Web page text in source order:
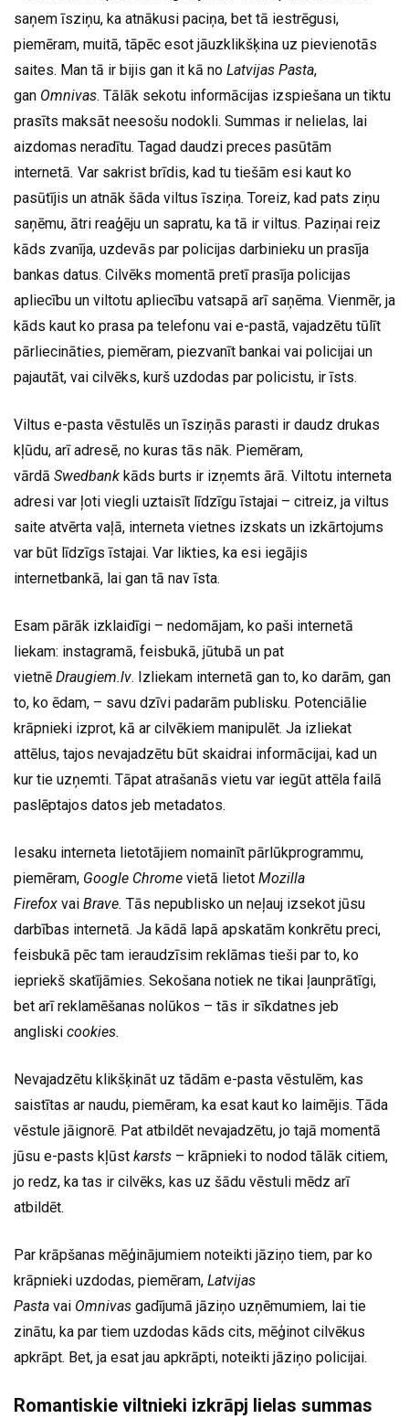
saņem īsziņu, ka atnākusi paciņa, bet tā iestrēgusi,
piemēram, muitā, tāpēc esot jāuzklikšķina uz pievienotās
saites. Man tā ir bijis gan it kā no Latvijas Pasta,
gan Omnivas. Tālāk sekotu informācijas izspiešana un tiktu
prasīts maksāt neesošu nodokli. Summas ir nelielas, lai
aizdomas neradītu. Tagad daudzi preces pasūtām
internetā. Var sakrist brīdis, kad tu tiešām esi kaut ko
pasūtījis un atnāk šāda viltus īsziņa. Toreiz, kad pats ziņu
saņēmu, ātri reaģēju un sapratu, ka tā ir viltus. Paziņai reiz
kāds zvanīja, uzdevās par policijas darbinieku un prasīja
bankas datus. Cilvēks momentā pretī prasīja policijas
apliecību un viltotu apliecību vatsapā arī saņēma. Vienmēr, ja
kāds kaut ko prasa pa telefonu vai e-pastā, vajadzētu tūlīt
pārliecināties, piemēram, piezvanīt bankai vai policijai un
pajautāt, vai cilvēks, kurš uzdodas par policistu, ir īsts.
Viltus e-pasta vēstulēs un īsziņās parasti ir daudz drukas
kļūdu, arī adresē, no kuras tās nāk. Piemēram,
vārdā Swedbank kāds burts ir izņemts ārā. Viltotu interneta
adresi var ļoti viegli uztaisīt līdzīgu īstajai – citreiz, ja viltus
saite atvērta vaļā, interneta vietnes izskats un izkārtojums
var būt līdzīgs īstajai. Var likties, ka esi iegājis
internetbankā, lai gan tā nav īsta.
Esam pārāk izklaidīgi – nedomājam, ko paši internetā
liekam: instagramā, feisbukā, jūtubā un pat
vietnē Draugiem.lv. Izliekam internetā gan to, ko darām, gan
to, ko ēdam, – savu dzīvi padarām publisku. Potenciālie
krāpnieki izprot, kā ar cilvēkiem manipulēt. Ja izliekat
attēlus, tajos nevajadzētu būt skaidrai informācijai, kad un
kur tie uzņemti. Tāpat atrašanās vietu var iegūt attēla failā
paslēptajos datos jeb metadatos.
Iesaku interneta lietotājiem nomainīt pārlūkprogrammu,
piemēram, Google Chrome vietā lietot Mozilla
Firefox vai Brave. Tās nepublisko un neļauj izsekot jūsu
darbības internetā. Ja kādā lapā apskatām konkrētu preci,
feisbukā pēc tam ieraudzīsim reklāmas tieši par to, ko
iepriekš skatījāmies. Sekošana notiek ne tikai ļaunprātīgi,
bet arī reklamēšanas nolūkos – tās ir sīkdatnes jeb
angliski cookies.
Nevajadzētu klikšķināt uz tādām e-pasta vēstulēm, kas
saistītas ar naudu, piemēram, ka esat kaut ko laimējis. Tāda
vēstule jāignorē. Pat atbildēt nevajadzētu, jo tajā momentā
jūsu e-pasts kļūst karsts – krāpnieki to nodod tālāk citiem,
jo redz, ka tas ir cilvēks, kas uz šādu vēstuli mēdz arī
atbildēt.
Par krāpšanas mēģinājumiem noteikti jāziņo tiem, par ko
krāpnieki uzdodas, piemēram, Latvijas
Pasta vai Omnivas gadījumā jāziņo uzņēmumiem, lai tie
zinātu, ka par tiem uzdodas kāds cits, mēģinot cilvēkus
apkrāpt. Bet, ja esat jau apkrāpti, noteikti jāziņo policijai.
Romantiskie viltnieki izkrāpj lielas summas